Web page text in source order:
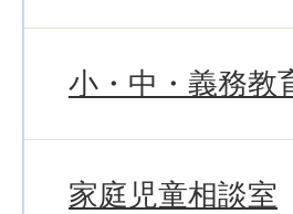
小・中・義務教
家庭児童相談室